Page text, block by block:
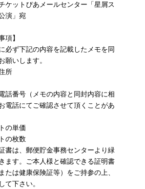
ットぴあメールセンター「星屑ス
演」宛
項】
必ず下記の内容を記載したメモを同
願いします。
所
話番号（メモの内容と同封内容に相
電話にてご確認させて頂くことがあ
の単価
の枚数
書は、郵便貯金事務センターより緑
ます。ご本人様と確認できる証明書
たは健康保険証等）をご持参の上、
て下さい。